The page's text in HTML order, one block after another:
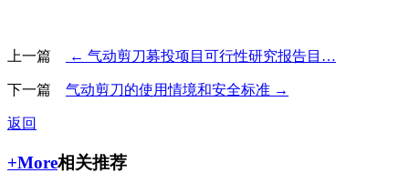
上一篇 ← 气动剪刀募投项目可行性研究报告目…
下一篇 气动剪刀的使用情境和安全标准 →
返回
+More相关推荐